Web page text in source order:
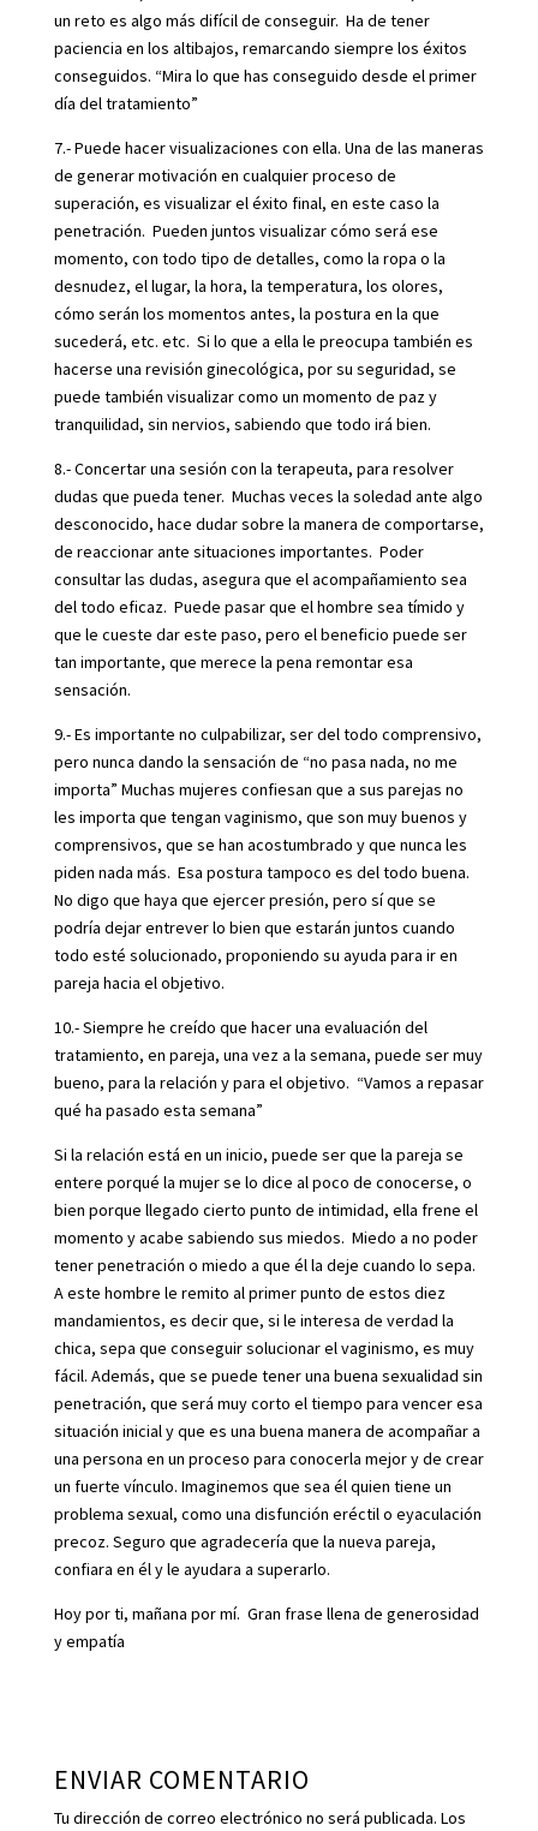
un reto es algo más difícil de conseguir. Ha de tener
paciencia en los altibajos, remarcando siempre los éxitos
conseguidos. “Mira lo que has conseguido desde el primer
día del tratamiento”
7.- Puede hacer visualizaciones con ella. Una de las maneras
de generar motivación en cualquier proceso de
superación, es visualizar el éxito final, en este caso la
penetración. Pueden juntos visualizar cómo será ese
momento, con todo tipo de detalles, como la ropa o la
desnudez, el lugar, la hora, la temperatura, los olores,
cómo serán los momentos antes, la postura en la que
sucederá, etc. etc. Si lo que a ella le preocupa también es
hacerse una revisión ginecológica, por su seguridad, se
puede también visualizar como un momento de paz y
tranquilidad, sin nervios, sabiendo que todo irá bien.
8.- Concertar una sesión con la terapeuta, para resolver
dudas que pueda tener. Muchas veces la soledad ante algo
desconocido, hace dudar sobre la manera de comportarse,
de reaccionar ante situaciones importantes. Poder
consultar las dudas, asegura que el acompañamiento sea
del todo eficaz. Puede pasar que el hombre sea tímido y
que le cueste dar este paso, pero el beneficio puede ser
tan importante, que merece la pena remontar esa
sensación.
9.- Es importante no culpabilizar, ser del todo comprensivo,
pero nunca dando la sensación de “no pasa nada, no me
importa” Muchas mujeres confiesan que a sus parejas no
les importa que tengan vaginismo, que son muy buenos y
comprensivos, que se han acostumbrado y que nunca les
piden nada más. Esa postura tampoco es del todo buena.
No digo que haya que ejercer presión, pero sí que se
podría dejar entrever lo bien que estarán juntos cuando
todo esté solucionado, proponiendo su ayuda para ir en
pareja hacia el objetivo.
10.- Siempre he creído que hacer una evaluación del
tratamiento, en pareja, una vez a la semana, puede ser muy
bueno, para la relación y para el objetivo. “Vamos a repasar
qué ha pasado esta semana”
Si la relación está en un inicio, puede ser que la pareja se
entere porqué la mujer se lo dice al poco de conocerse, o
bien porque llegado cierto punto de intimidad, ella frene el
momento y acabe sabiendo sus miedos. Miedo a no poder
tener penetración o miedo a que él la deje cuando lo sepa.
A este hombre le remito al primer punto de estos diez
mandamientos, es decir que, si le interesa de verdad la
chica, sepa que conseguir solucionar el vaginismo, es muy
fácil. Además, que se puede tener una buena sexualidad sin
penetración, que será muy corto el tiempo para vencer esa
situación inicial y que es una buena manera de acompañar a
una persona en un proceso para conocerla mejor y de crear
un fuerte vínculo. Imaginemos que sea él quien tiene un
problema sexual, como una disfunción eréctil o eyaculación
precoz. Seguro que agradecería que la nueva pareja,
confiara en él y le ayudara a superarlo.
Hoy por ti, mañana por mí. Gran frase llena de generosidad
y empatía
ENVIAR COMENTARIO
Tu dirección de correo electrónico no será publicada. Los